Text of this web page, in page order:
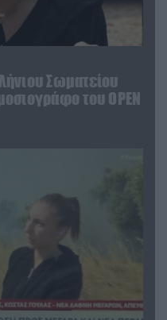
Σωματείου
του OPEN